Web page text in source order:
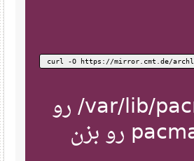
curl -O https://mirror.cmt.de/
همچنین محتویات داخل /var/lib/pacman/sync/ رو
هم پاک کن و دوباره دستور pacman -Syyu رو بزن